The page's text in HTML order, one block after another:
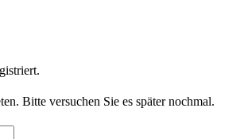
Bitte versuchen Sie es später nochmal.